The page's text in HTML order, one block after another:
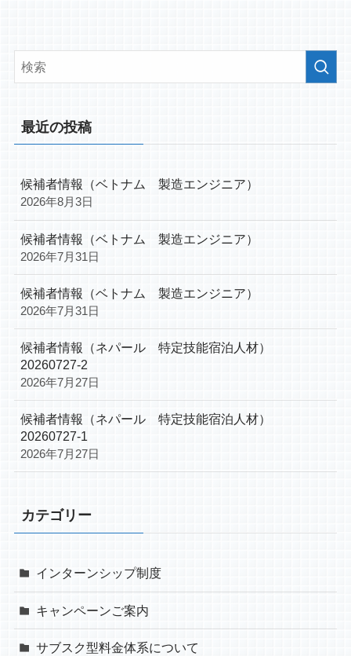
最近の投稿
候補者情報（ベトナム 製造エンジニア）
2026年8月3日
候補者情報（ベトナム 製造エンジニア）
2026年7月31日
候補者情報（ベトナム 製造エンジニア）
2026年7月31日
候補者情報（ネパール 特定技能宿泊人材）
20260727-2
2026年7月27日
候補者情報（ネパール 特定技能宿泊人材）
20260727-1
2026年7月27日
カテゴリー
インターンシップ制度
キャンペーンご案内
サブスク型料金体系について